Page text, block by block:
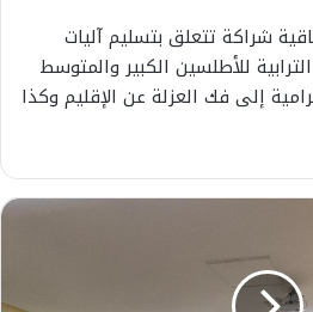
شراكة تتعلق بتسليم آليات
للأطلسين الكبير والمتوسط
إلى فك العزلة عن الإقليم وكذا